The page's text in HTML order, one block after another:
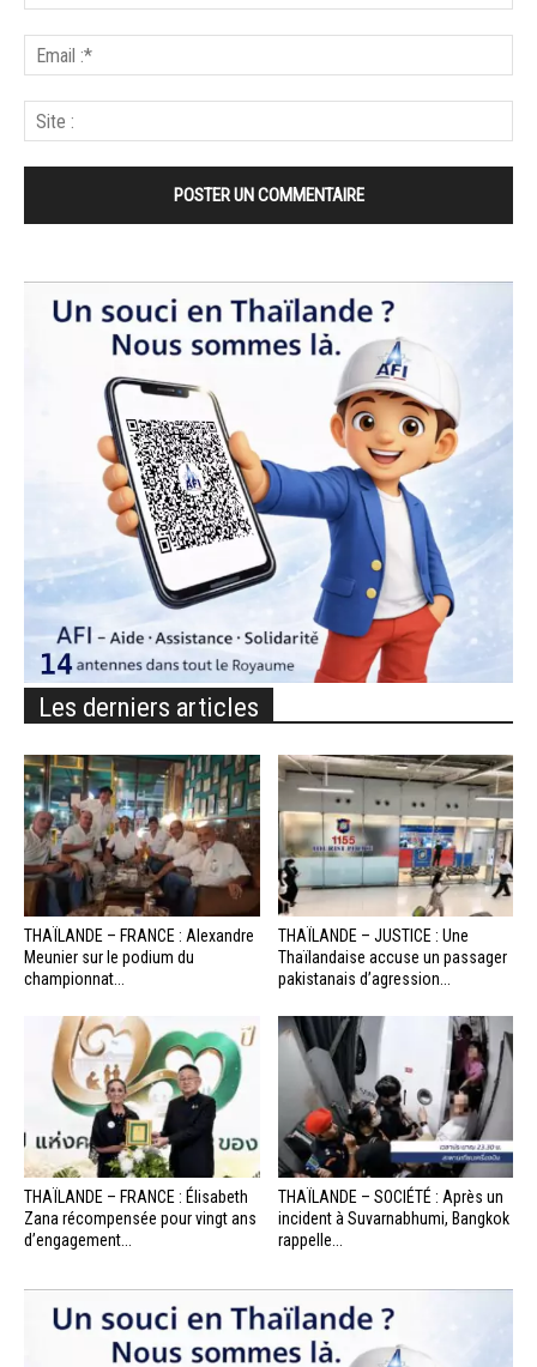
Les derniers articles
THAÏLANDE – FRANCE : Alexandre
Meunier sur le podium du
championnat...
THAÏLANDE – JUSTICE : Une
Thaïlandaise accuse un passager
pakistanais d’agression...
THAÏLANDE – FRANCE : Élisabeth
Zana récompensée pour vingt ans
d’engagement...
THAÏLANDE – SOCIÉTÉ : Après un
incident à Suvarnabhumi, Bangkok
rappelle...